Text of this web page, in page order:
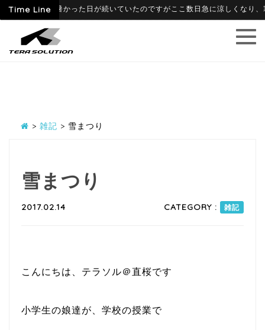
Time Line
6月に入って暑かった日が続いていたのですがここ数日急に涼しくなり、
> 雑記 > 雪まつり
雪まつり
2017.02.14 CATEGORY : 雑記
こんにちは、テラソル＠直桜です
小学生の娘達が、学校の授業で